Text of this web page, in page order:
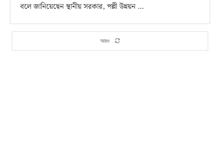
বলে জানিয়েছেন স্থানীয় সরকার, পল্লী উন্নয়ন …
আরও